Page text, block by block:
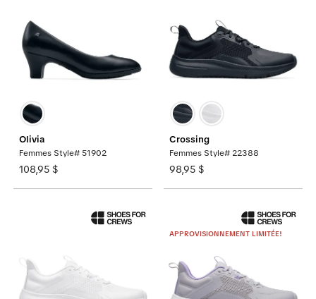
Olivia
Femmes Style# 51902
108,95 $
Crossing
Femmes Style# 22388
98,95 $
APPROVISIONNEMENT LIMITÉE!